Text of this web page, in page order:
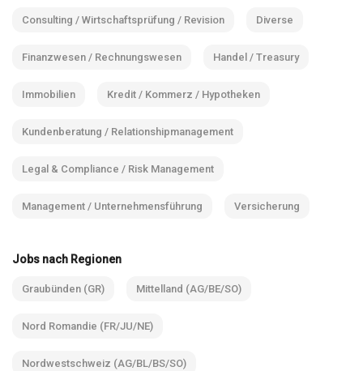
Consulting / Wirtschaftsprüfung / Revision Diverse
Finanzwesen / Rechnungswesen Handel / Treasury
Immobilien Kredit / Kommerz / Hypotheken
Kundenberatung / Relationshipmanagement
Legal & Compliance / Risk Management
Management / Unternehmensführung Versicherung
Jobs nach Regionen
Graubünden (GR) Mittelland (AG/BE/SO)
Nord Romandie (FR/JU/NE)
Nordwestschweiz (AG/BL/BS/SO)